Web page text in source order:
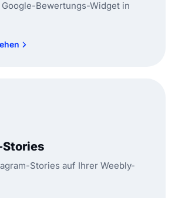
Google-Bewertungs-Widget in
Stories auf Ihrer Weebly-